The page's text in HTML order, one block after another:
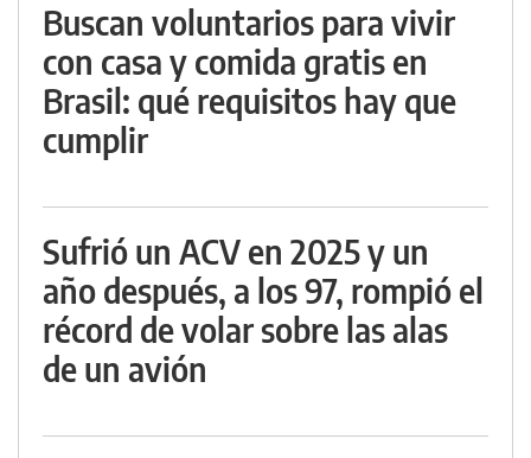
Buscan voluntarios para vivir
con casa y comida gratis en
Brasil: qué requisitos hay que
cumplir
Sufrió un ACV en 2025 y un
año después, a los 97, rompió el
récord de volar sobre las alas
de un avión